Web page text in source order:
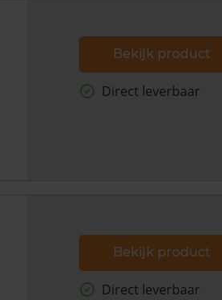
Bekijk product
Direct leverbaar
Bekijk product
Direct leverbaar